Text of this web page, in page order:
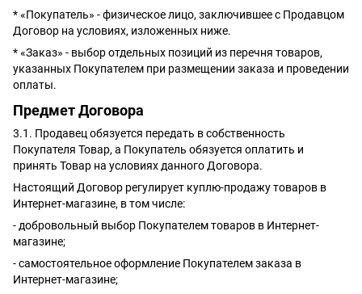
* «Покупатель» - физическое лицо, заключившее с Продавцом
Договор на условиях, изложенных ниже.
* «Заказ» - выбор отдельных позиций из перечня товаров,
указанных Покупателем при размещении заказа и проведении
оплаты.
Предмет Договора
3.1. Продавец обязуется передать в собственность
Покупателя Товар, а Покупатель обязуется оплатить и
принять Товар на условиях данного Договора.
Настоящий Договор регулирует куплю-продажу товаров в
Интернет-магазине, в том числе:
- добровольный выбор Покупателем товаров в Интернет-
магазине;
- самостоятельное оформление Покупателем заказа в
Интернет-магазине;